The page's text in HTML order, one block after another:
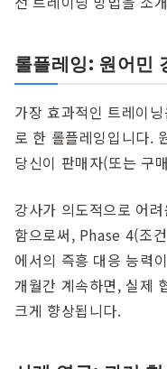
롤플레잉: 원어민
가장 효과적인 트레이
로 한 롤플레잉입니다.
당신이 판매자(또는 구
강사가 의도적으로 어
함으로써, Phase 4(조
에서의 즉흥 대응 능력
개월간 계속하면, 실제
크게 향상됩니다.